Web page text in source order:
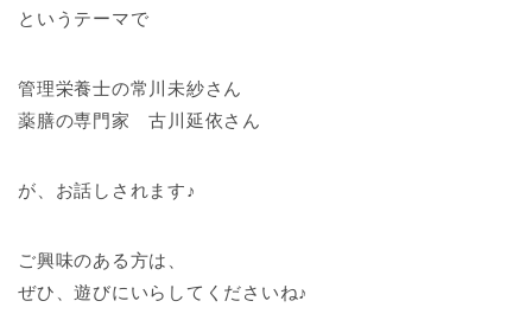
というテーマで
管理栄養士の常川未紗さん
薬膳の専門家 古川延依さん
が、お話しされます♪
ご興味のある方は、
ぜひ、遊びにいらしてくださいね♪